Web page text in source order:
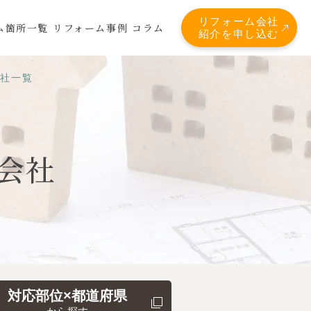
箇所一覧 リフォーム事例 コラム
リフォーム会社
紹介を申し込む
一覧
社
対応部位×都道府県